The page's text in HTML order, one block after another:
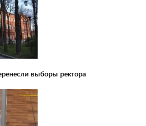
выборы ректора